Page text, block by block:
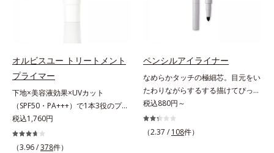
ぎます。*1 トリメチルシロキシケ
イ酸、ジメチコン配合＝汗や水、皮
脂をはじき、メイクくずれを防ぐ成
分*2 オリーブ葉エキス、ゴレンシ
葉エキス、加水分解ヒアルロン酸、
異性化糖配合＝保湿成分【ご使用方
法】2層タイプなので、必ず容器を
よく振ってからお使いください。メ
イクの仕上げに、顔から20cm程度
収剤不使用のうえ、敏感肌対象パッ
チテスト済(*2)、ノンコメドジェニ
ックテスト済(*3)で、とことん肌の
に包まれた水分保持力の高い粉体や
肌をいたわる保湿成分をたっぷり配
合しました。肌にやさしいだけでな
く、毛穴や凸凹、赤みをカバーし
て、自然な陶器肌を叶えます。*1
乾燥など*2 すべての人に皮膚刺激
オルビスユー トリートメント
プライマー
下地×美容液効果×UVカット
（SPF50・PA+++）で1本3役のプラ
イマー。凹凸をつるんとなめらかに
(*1)整え、化粧ノリUPの高機能化粧
下地。“塗るたび高まる、素肌の美
税込1,760円
（3.96 /378件）
ペンシルアイライナー
なめらかタッチの極細芯。目元をい
たわりながらするする描けてぴった
り密着。するする描けてぴったり密
着。なめらかタッチの極細芯アイラ
イナーです。繊細な目のキワにも優
税込880円～
（2.37 / 108件）